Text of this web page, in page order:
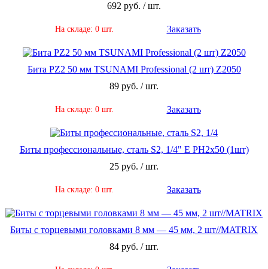
692 руб. / шт.
На складе: 0 шт. Заказать
Бита PZ2 50 мм TSUNAMI Professional (2 шт) Z2050
89 руб. / шт.
На складе: 0 шт. Заказать
Биты профессиональные, сталь S2, 1/4" Е PH2х50 (1шт)
25 руб. / шт.
На складе: 0 шт. Заказать
Биты с торцевыми головками 8 мм — 45 мм, 2 шт//MATRIX
84 руб. / шт.